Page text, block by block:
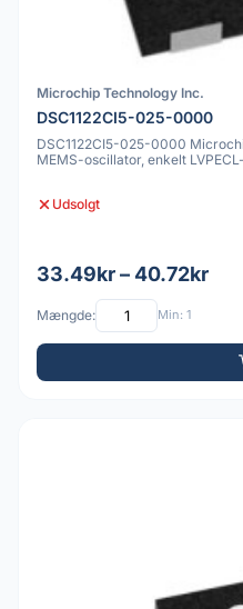
Microchip Technology Inc.
DSC1122CI5-025-0000
DSC1122CI5-025-0000
MEMS-oscillator, enkelt
Udsolgt
33.49kr – 40.72kr
Mængde: Min: 1